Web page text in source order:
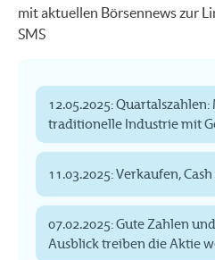
mit aktuellen Börsennews zur
SMS
12.05.2025:
traditionelle Industrie mit
11.03.2025: Verkaufen,
07.02.2025: Gute Zahlen
Ausblick treiben die Aktie